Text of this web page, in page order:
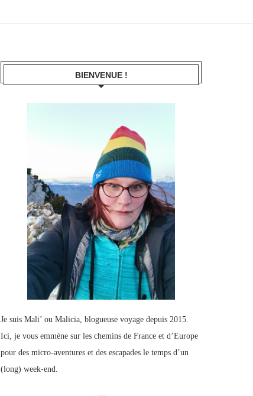
BIENVENUE !
Je suis Mali’ ou Malicia, blogueuse voyage depuis 2015.
Ici, je vous emmène sur les chemins de France et d’Europe
pour des micro-aventures et des escapades le temps d’un
(long) week-end.